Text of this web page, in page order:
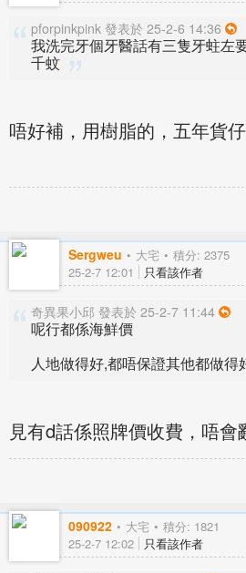
pforpinkpink 發表於 25-2-6 14:36
我洗完牙個牙醫話有三隻牙蛀左
千蚊
唔好補，用樹脂的，五年貨仔
Sergweu 大宅 積分: 2375
25-2-7 12:01 只看該作者
奇異果小邱 發表於 25-2-7 11:44
呢行都係海鮮價
人地做得好,都唔保證其他都做得
見有d話係照牌價收費，唔會
090922 大宅 積分: 1821
25-2-7 12:02 只看該作者